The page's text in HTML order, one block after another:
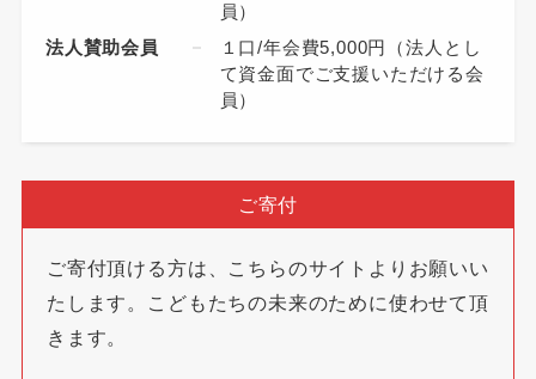
員）
法人賛助会員
１口/年会費5,000円（法人とし
て資金面でご支援いただける会
員）
ご寄付
ご寄付頂ける方は、こちらのサイトよりお願いい
たします。こどもたちの未来のために使わせて頂
きます。